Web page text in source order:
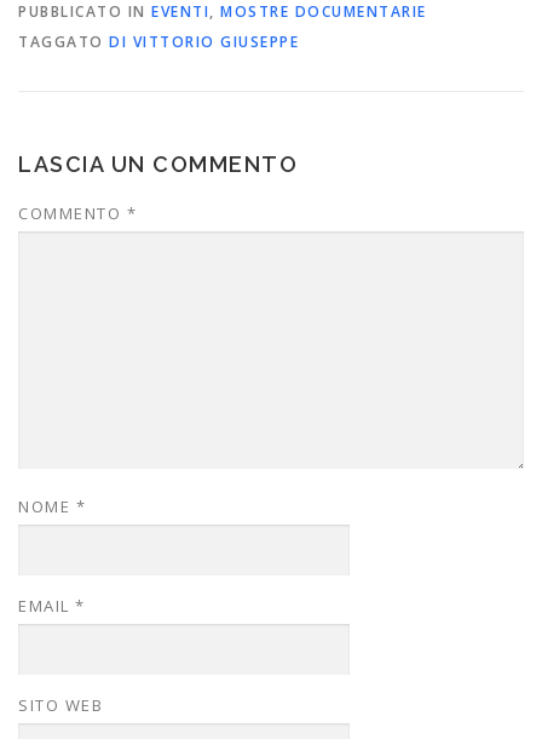
PUBBLICATO IN EVENTI, MOSTRE DOCUMENTARIE
TAGGATO DI VITTORIO GIUSEPPE
LASCIA UN COMMENTO
COMMENTO *
NOME *
EMAIL *
SITO WEB